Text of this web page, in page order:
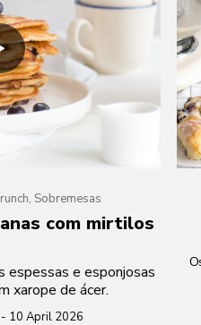
Sobremesas
com mirtilos
espessas e esponjosas
xarope de ácer.
- 10 April 2026